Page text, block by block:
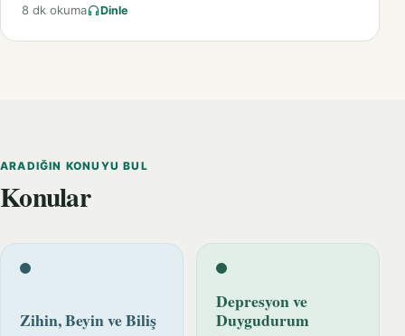
8 dk okuma Dinle
ARADIĞIN KONUYU BUL
Konular
Zihin, Beyin ve Biliş
Depresyon ve
Duygudurum